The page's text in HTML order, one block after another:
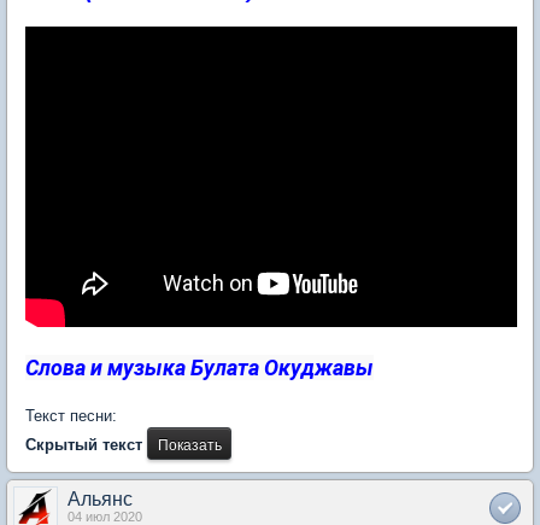
Слова и музыка Булата Окуджавы
Текст песни:
Скрытый текст
Альянс
04 июл 2020